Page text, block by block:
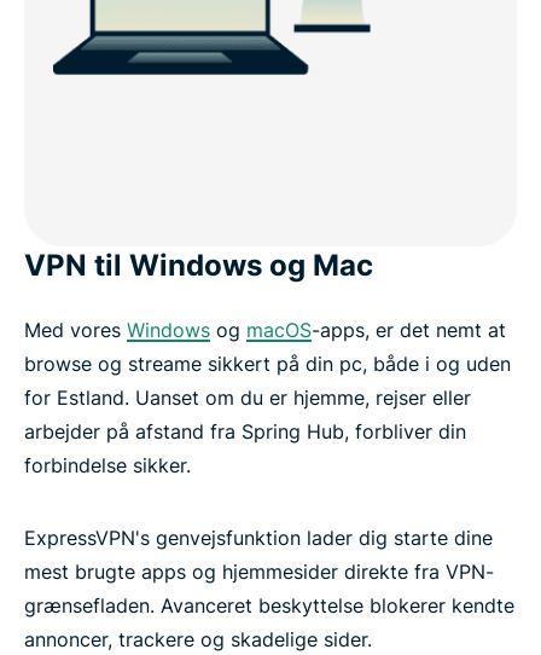
VPN til Windows og Mac
Med vores Windows og macOS-apps, er det nemt at
browse og streame sikkert på din pc, både i og uden
for Estland. Uanset om du er hjemme, rejser eller
arbejder på afstand fra Spring Hub, forbliver din
forbindelse sikker.
ExpressVPN's genvejsfunktion lader dig starte dine
mest brugte apps og hjemmesider direkte fra VPN-
grænsefladen. Avanceret beskyttelse blokerer kendte
annoncer, trackere og skadelige sider.